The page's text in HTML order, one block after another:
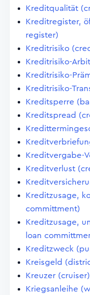
Kreditqualität
Kreditregister,
register)
Kreditrisiko
Kreditrisiko-
Kreditrisiko-
Kreditrisiko-
Kreditsperre
Kreditspread
Kreditvergabe-
Kreditverlust
Kreditzusage,
committment)
Kreditzusage,
loan
Kreditzweck
Kreisgeld
Kreuzer (cruiser)
Kriegsanleihe